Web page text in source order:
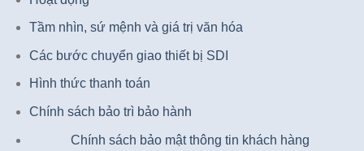
Tầm nhìn, sứ mệnh và giá trị văn hóa
Các bước chuyển giao thiết bị SDI
Hình thức thanh toán
Chính sách bảo trì bảo hành
Chính sách bảo mật thông tin khách hàng